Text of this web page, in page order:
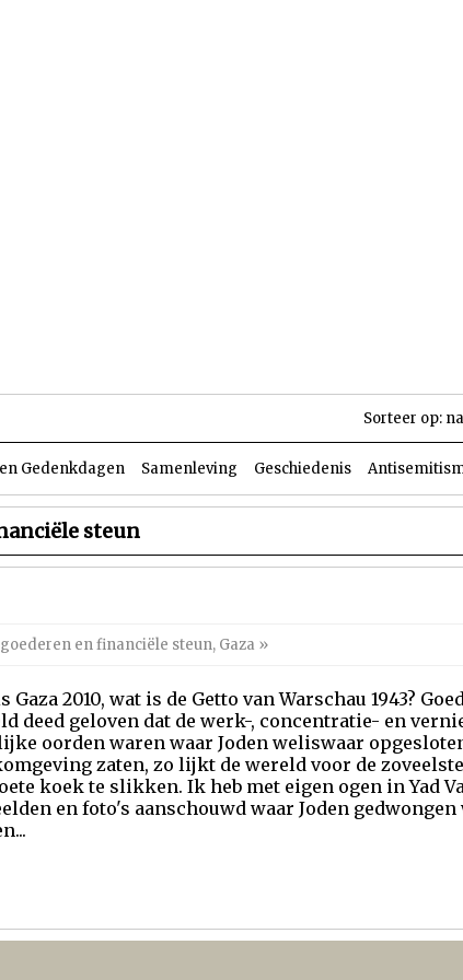
Sorteer op:
Gedenkdagen Samenleving Geschiedenis
steun
en financiële steun, Gaza »
Gaza 2010, wat is de Getto van Warschau 1943?
deed geloven dat de werk-, concentratie- en
oorden waren waar Joden weliswaar
zaten, zo lijkt de wereld voor de
koek te slikken. Ik heb met eigen ogen in Yad
en foto's aanschouwd waar Joden